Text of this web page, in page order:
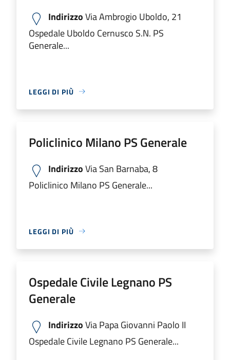
IndirizzoVia Ambrogio Uboldo, 21
Ospedale Uboldo Cernusco S.N. PS
Generale...
LEGGI DI PIÙ
Policlinico Milano PS Generale
IndirizzoVia San Barnaba, 8
Policlinico Milano PS Generale...
LEGGI DI PIÙ
Ospedale Civile Legnano PS
Generale
IndirizzoVia Papa Giovanni Paolo II
Ospedale Civile Legnano PS Generale...